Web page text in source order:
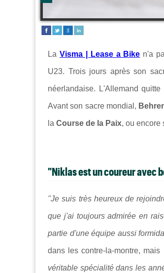
La Visma | Lease a Bike n'a
U23. Trois jours après son
néerlandaise. L'Allemand quitte
Avant son sacre mondial,
la Course de la Paix, ou encore
"Niklas est un coureur avec
"Je suis très heureux de
que j'ai toujours admirée en
partie d'une équipe aussi
dans les contre-la-montre,
véritable spécialité dans les